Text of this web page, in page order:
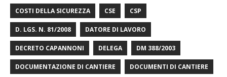
COSTI DELLA SICUREZZA CSE CSP
D. LGS. N. 81/2008 DATORE DI LAVORO
DECRETO CAPANNONI DELEGA DM 388/2003
DOCUMENTAZIONE DI CANTIERE DOCUMENTI DI CANTIERE